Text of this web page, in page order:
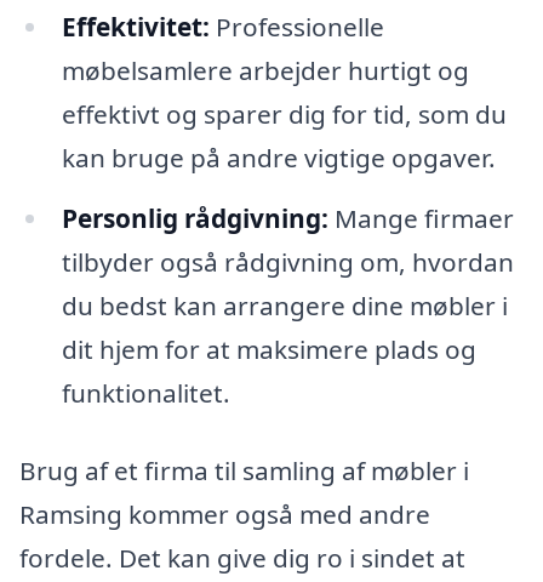
Effektivitet: Professionelle
møbelsamlere arbejder hurtigt og
effektivt og sparer dig for tid, som du
kan bruge på andre vigtige opgaver.
Personlig rådgivning: Mange firmaer
tilbyder også rådgivning om, hvordan
du bedst kan arrangere dine møbler i
dit hjem for at maksimere plads og
funktionalitet.
Brug af et firma til samling af møbler i
Ramsing kommer også med andre
fordele. Det kan give dig ro i sindet at